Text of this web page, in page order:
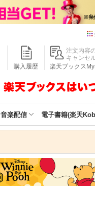
購入履歴
注文内容
キャンセ
楽天ブックス
音楽配信 電子書籍(楽天